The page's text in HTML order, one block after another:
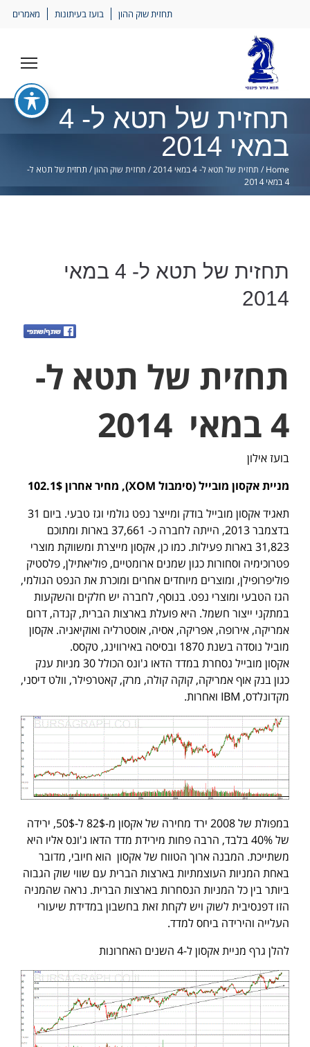
תחזית שוק ההון בועז בעיתונות מאמרים
תחזית של תטא ל- 4
במאי 2014
Home
/ תחזית של תטא ל- 4 במאי 2014 / תחזית שוק ההון/ תחזית של תטא ל-
4 במאי 2014
תחזית של תטא ל- 4 במאי
2014
תחזית של תטא ל-
4 במאי 2014
בועז אילון
מניית אקסון מובייל (סימבול XOM), מחיר אחרון 102.1$
תאגיד אקסון מובייל בודק ומייצר נפט גולמי וגז טבעי. ביום 31
בדצמבר 2013, הייתה לחברה כ- 37,661 בארות ומתוכם
31,823 בארות פעילות. כמו כן, אקסון מייצרת ומשווקת מוצרי
פטרוכימיה וסחורות כגון שמנים ארומטיים, פוליאתילן, פלסטיק
פוליפרופילן, ומוצרים מיוחדים אחרים ומוכרת את הנפט הגולמי,
הגז הטבעי ומוצרי נפט. בנוסף, לחברה יש חלקים והשקעות
במתקני ייצור חשמל. היא פועלת בארצות הברית, קנדה, דרום
אמריקה, אירופה, אפריקה, אסיה, אוסטרליה ואוקיאניה. אקסון
מוביל נוסדה בשנת 1870 ובסיסה באירווינג, טקסס.
אקסון מובייל נסחרת במדד הדאו ג'ונס הכולל 30 מניות ענק
כגון בנק אוף אמריקה, קוקה קולה, מרק, קאטרפילר, וולט דיסני,
מקדונלדס, IBM ואחרות.
במפולת של 2008 ירד מחירה של אקסון מ-82$ ל-50$, ירידה
של 40% בלבד, הרבה פחות מירידת מדד הדאו ג'ונס אליו היא
משתייכת. המבנה ארוך הטווח של אקסון הוא חיובי, מדובר
באחת המניות העוצמתיות בארצות הברית עם שווי שוק הגבוה
ביותר בין כל המניות הנסחרות בארצות הברית. נראה שהמניה
הזו דפנסיבית לשוק ויש לקחת זאת בחשבון במדידת שיעורי
העלייה והירידה ביחס למדד.
להלן גרף מניית אקסון ל-4 השנים האחרונות